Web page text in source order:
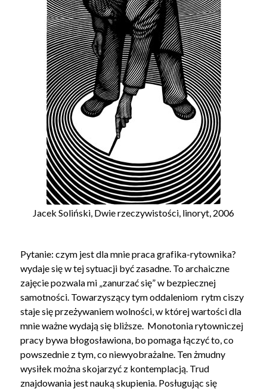
Jacek Soliński, Dwie rzeczywistości, linoryt, 2006
Pytanie: czym jest dla mnie praca grafika-rytownika?
wydaje się w tej sytuacji być zasadne. To archaiczne
zajęcie pozwala mi „zanurzać się” w bezpiecznej
samotności. Towarzyszący tym oddaleniom rytm ciszy
staje się przeżywaniem wolności, w której wartości dla
mnie ważne wydają się bliższe. Monotonia rytowniczej
pracy bywa błogosławiona, bo pomaga łączyć to, co
powszednie z tym, co niewyobrażalne. Ten żmudny
wysiłek można skojarzyć z kontemplacją. Trud
znajdowania jest nauką skupienia. Posługując się